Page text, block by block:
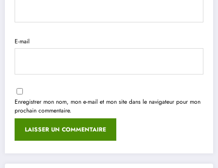
E-mail
Enregistrer mon nom, mon e-mail et mon site dans le navigateur pour mon
prochain commentaire.